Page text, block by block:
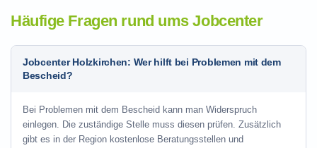
Häufige Fragen rund ums Jobcenter
Jobcenter Holzkirchen: Wer hilft bei Problemen mit dem
Bescheid?
Bei Problemen mit dem Bescheid kann man Widerspruch
einlegen. Die zuständige Stelle muss diesen prüfen. Zusätzlich
gibt es in der Region kostenlose Beratungsstellen und